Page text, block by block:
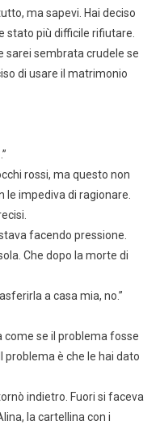
ma sapevi. Hai deciso
stato più difficile rifiutare.
sarei sembrata crudele se
di usare il matrimonio
rossi, ma questo non
le impediva di ragionare.
facendo pressione.
Che dopo la morte di
a casa mia, no.”
come se il problema fosse
problema è che le hai dato
indietro. Fuori si faceva
la cartellina con i